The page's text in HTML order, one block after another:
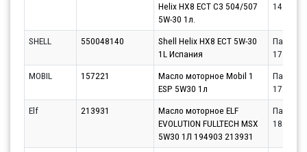
Helix HX8 ECT C3 504/507
5W-30 1л.
SHELL 550048140
Shell Helix HX8 ECT 5W-30
1L Испания
Партнёр
MOBIL
157221
Масло моторное Mobil 1
ESP 5W30 1л
Партнёр
Elf
213931
Масло моторное ELF
EVOLUTION FULLTECH MSX
5W30 1Л 194903 213931
Партнёр